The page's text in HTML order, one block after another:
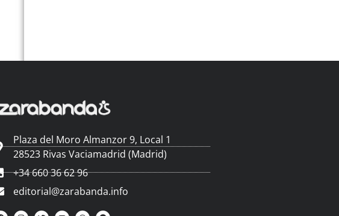
Plaza del Moro Almanzor 9, Local 1
28523 Rivas Vaciamadrid (Madrid)
+34 660 36 62 96
editorial@zarabanda.info